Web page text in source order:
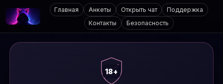
Главная Анкеты Открыть чат
Поддержка
Контакты
Безопасность
18+